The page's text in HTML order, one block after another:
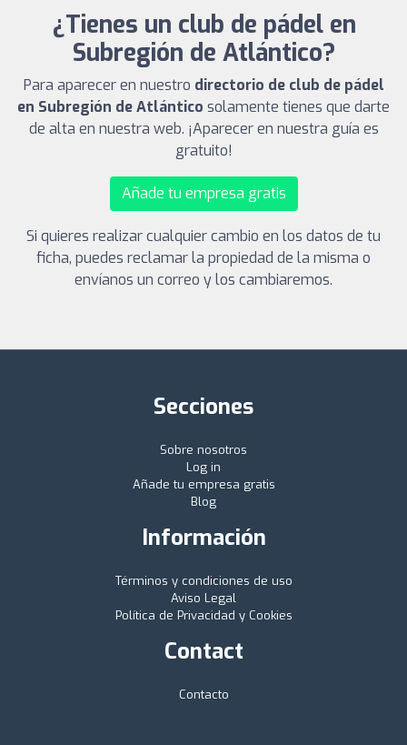
¿Tienes un club de pádel en
Subregión de Atlántico?
Para aparecer en nuestro directorio de club de pádel
en Subregión de Atlántico solamente tienes que darte
de alta en nuestra web. ¡Aparecer en nuestra guía es
gratuito!
Añade tu empresa gratis
Si quieres realizar cualquier cambio en los datos de tu
ficha, puedes reclamar la propiedad de la misma o
envíanos un correo y los cambiaremos.
Secciones
Sobre nosotros
Log in
Añade tu empresa gratis
Blog
Información
Términos y condiciones de uso
Aviso Legal
Política de Privacidad y Cookies
Contact
Contacto